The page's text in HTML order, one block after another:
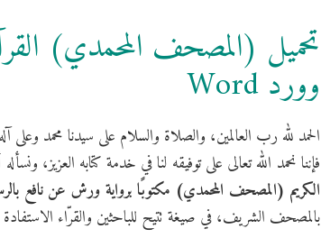
تحميل (المصحف المحمدي)
وورد Word
الحمد لله رب العالمين، والصلاة والسلام على سيدنا محمد وعلى
فإننا نحمد الله تعالى على توفيقه لنا في خدمة كتابه العزيز،
الكريم (المصحف المحمدي) مكتوبًا برواية ورش عن نافع
بالمصحف الشريف، في صيغة تتيح للباحثين والقرّاء